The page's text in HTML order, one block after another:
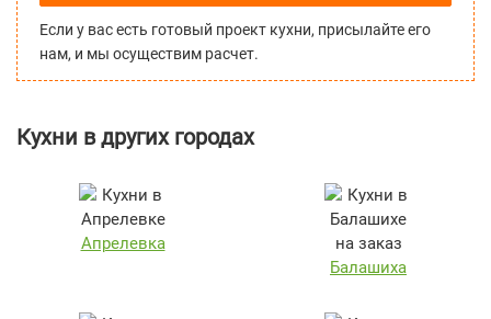
Если у вас есть готовый проект кухни, присылайте его
нам, и мы осуществим расчет.
Кухни в других городах
Апрелевка
Балашиха